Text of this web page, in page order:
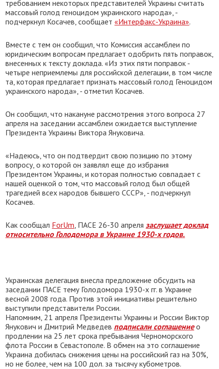
требованием некоторых представителей Украины считать
массовый голод геноцидом украинского народа», -
подчеркнул Косачев, сообщает«Интерфакс-Украина».
Вместе с тем он сообщил, что Комиссия ассамблеи по
юридическим вопросам предлагает одобрить пять поправок,
внесенных к тексту доклада. «Из этих пяти поправок -
четыре неприемлемы для российской делегации, в том числе
та, которая предлагает признать массовый голод Геноцидом
украинского народа», - отметил Косачев.
Он сообщил, что накануне рассмотрения этого вопроса 27
апреля на заседании ассамблеи ожидается выступление
Президента Украины Виктора Януковича.
«Надеюсь, что он подтвердит свою позицию по этому
вопросу, о которой он заявлял еще до избрания
Президентом Украины, и которая полностью совпадает с
нашей оценкой о том, что массовый голод был общей
трагедией всех народов бывшего СССР», - подчеркнул
Косачев.
Как сообщал ForUm, ПАСЕ 26-30 апрелязаслушает доклад
относительно Голодомора в Украине 1930-х годов.
Украинская делегация внесла предложение обсудить на
заседании ПАСЕ тему Голодомора 1930-х гг. в Украине
весной 2008 года. Против этой инициативы решительно
выступили представители России.
Напомним, 21 апреля Президенты Украины и России Виктор
Янукович и Дмитрий Медведев подписали соглашениео
продлении на 25 лет срока пребывания Черноморского
флота России в Севастополе. В обмен на это соглашение
Украина добилась снижения цены на российский газ на 30%,
но не более, чем на 100 дол. за тысячу кубометров.